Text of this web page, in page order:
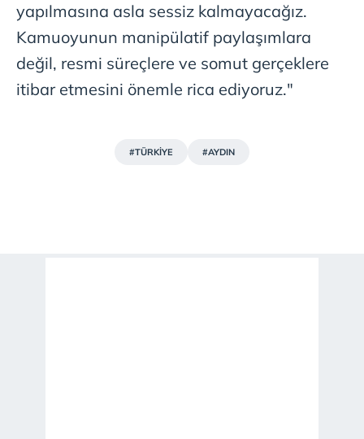
yapılmasına asla sessiz kalmayacağız.
Kamuoyunun manipülatif paylaşımlara
değil, resmi süreçlere ve somut gerçeklere
itibar etmesini önemle rica ediyoruz."
#TÜRKİYE #AYDIN